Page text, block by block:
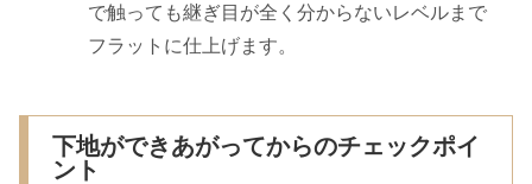
で触っても継ぎ目が全く分からないレベルまで
フラットに仕上げます。
下地ができあがってからのチェックポイ
ント